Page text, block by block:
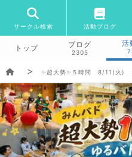
サークル検索 活動ブログ
トップ ブログ
2305
活
✨超大勢✨５時間 8/11(火)